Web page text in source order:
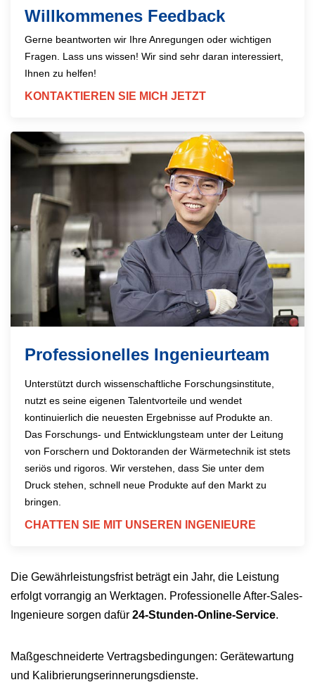
Willkommenes Feedback
Gerne beantworten wir Ihre Anregungen oder wichtigen
Fragen. Lass uns wissen! Wir sind sehr daran interessiert,
Ihnen zu helfen!
KONTAKTIEREN SIE MICH JETZT
Professionelles Ingenieurteam
Unterstützt durch wissenschaftliche Forschungsinstitute,
nutzt es seine eigenen Talentvorteile und wendet
kontinuierlich die neuesten Ergebnisse auf Produkte an.
Das Forschungs- und Entwicklungsteam unter der Leitung
von Forschern und Doktoranden der Wärmetechnik ist stets
seriös und rigoros. Wir verstehen, dass Sie unter dem
Druck stehen, schnell neue Produkte auf den Markt zu
bringen.
CHATTEN SIE MIT UNSEREN INGENIEURE
Die Gewährleistungsfrist beträgt ein Jahr, die Leistung
erfolgt vorrangig an Werktagen. Professionelle After-Sales-
Ingenieure sorgen dafür 24-Stunden-Online-Service.
Maßgeschneiderte Vertragsbedingungen: Gerätewartung
und Kalibrierungserinnerungsdienste.